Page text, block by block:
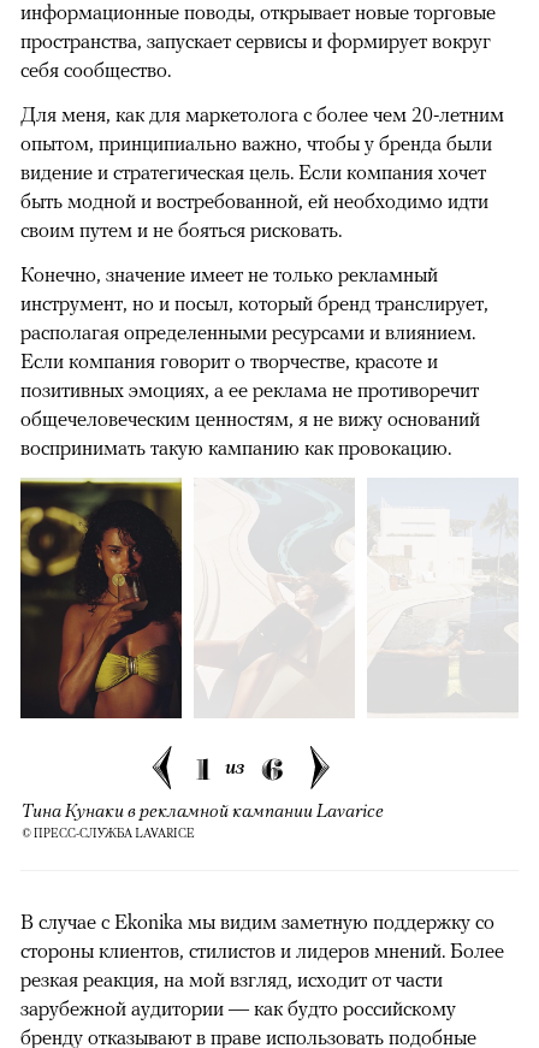
информационные поводы, открывает новые торговые
пространства, запускает сервисы и формирует вокруг
себя сообщество.
Для меня, как для маркетолога с более чем 20-летним
опытом, принципиально важно, чтобы у бренда были
видение и стратегическая цель. Если компания хочет
быть модной и востребованной, ей необходимо идти
своим путем и не бояться рисковать.
Конечно, значение имеет не только рекламный
инструмент, но и посыл, который бренд транслирует,
располагая определенными ресурсами и влиянием.
Если компания говорит о творчестве, красоте и
позитивных эмоциях, а ее реклама не противоречит
общечеловеческим ценностям, я не вижу оснований
воспринимать такую кампанию как провокацию.
1 из 6
Тина Кунаки в рекламной кампании Lavarice
© ПРЕСС-СЛУЖБА LAVARICE
В случае с Ekonika мы видим заметную поддержку со
стороны клиентов, стилистов и лидеров мнений. Более
резкая реакция, на мой взгляд, исходит от части
зарубежной аудитории — как будто российскому
бренду отказывают в праве использовать подобные